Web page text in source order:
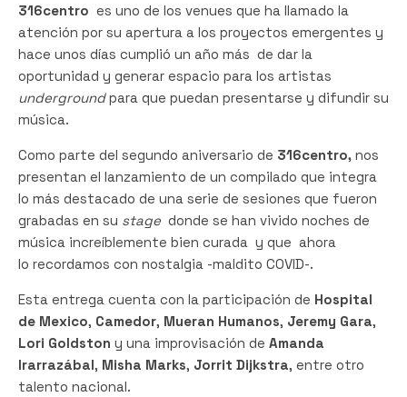
316centro es uno de los venues que ha llamado la
atención por su apertura a los proyectos emergentes y
hace unos días cumplió un año más de dar la
oportunidad y generar espacio para los artistas
undergroundpara que puedan presentarse y difundir su
música.
Como parte del segundo aniversario de 316centro, nos
presentan el lanzamiento de un compilado que integra
lo más destacado de una serie de sesiones que fueron
grabadas en su stage donde se han vivido noches de
música increíblemente bien curada y que ahora
lo recordamos con nostalgia -maldito COVID-.
Esta entrega cuenta con la participación de Hospital
de Mexico, Camedor, Mueran Humanos, Jeremy Gara,
Lori Goldston y una improvisación de Amanda
Irarrazábal, Misha Marks, Jorrit Dijkstra, entre otro
talento nacional.